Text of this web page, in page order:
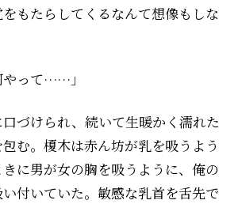
もたらしてくるなんて想像もしな
やって……」
づけられ、続いて生暖かく濡れた
む。榎木は赤ん坊が乳を吸うよう
に男が女の胸を吸うように、俺の
付いていた。敏感な乳首を舌先で